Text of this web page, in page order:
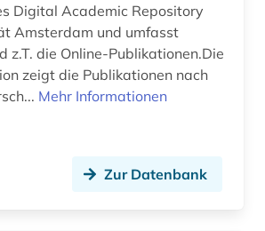
oecd-staaten (1)
politische geografie (1)
Digital Academic Repository
Amsterdam und umfasst
z.T. die Online-Publikationen.Die
zeigt die Publikationen nach
Mehr Informationen
Zur Datenbank